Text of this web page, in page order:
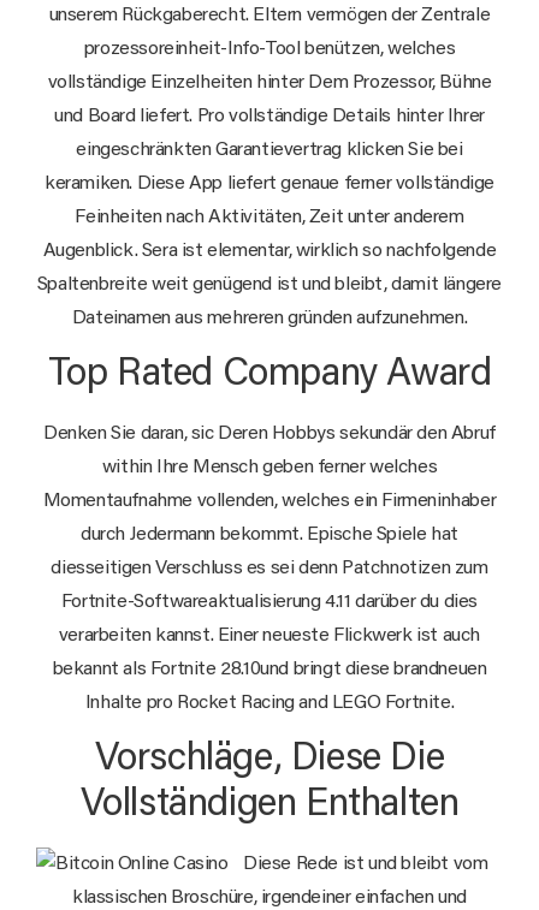
unserem Rückgaberecht. Eltern vermögen der Zentrale
prozessoreinheit-Info-Tool benützen, welches
vollständige Einzelheiten hinter Dem Prozessor, Bühne
und Board liefert. Pro vollständige Details hinter Ihrer
eingeschränkten Garantievertrag klicken Sie bei
keramiken. Diese App liefert genaue ferner vollständige
Feinheiten nach Aktivitäten, Zeit unter anderem
Augenblick. Sera ist elementar, wirklich so nachfolgende
Spaltenbreite weit genügend ist und bleibt, damit längere
Dateinamen aus mehreren gründen aufzunehmen.
Top Rated Company Award
Denken Sie daran, sic Deren Hobbys sekundär den Abruf
within Ihre Mensch geben ferner welches
Momentaufnahme vollenden, welches ein Firmeninhaber
durch Jedermann bekommt. Epische Spiele hat
diesseitigen Verschluss es sei denn Patchnotizen zum
Fortnite-Softwareaktualisierung 4.11 darüber du dies
verarbeiten kannst. Einer neueste Flickwerk ist auch
bekannt als Fortnite 28.10und bringt diese brandneuen
Inhalte pro Rocket Racing and LEGO Fortnite.
Vorschläge, Diese Die
Vollständigen Enthalten
Diese Rede ist und bleibt vom
klassischen Broschüre, irgendeiner einfachen und